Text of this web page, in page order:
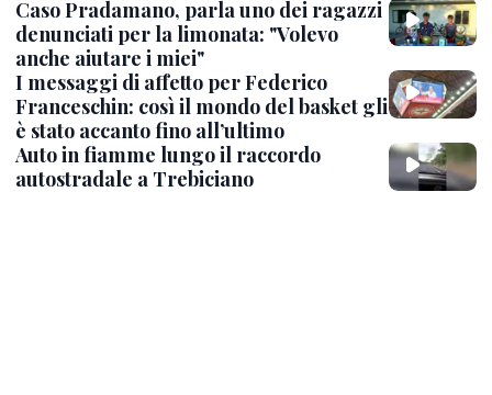
Caso Pradamano, parla uno dei ragazzi
denunciati per la limonata: "Volevo
anche aiutare i miei"
I messaggi di affetto per Federico
Franceschin: così il mondo del basket gli
è stato accanto fino all’ultimo
Auto in fiamme lungo il raccordo
autostradale a Trebiciano